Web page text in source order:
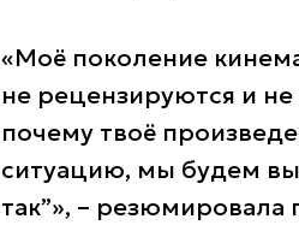
«Моё поколение
не рецензируются и
почему твоё
ситуацию, мы будем
так”», –